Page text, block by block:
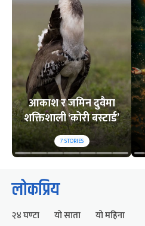
आकाश र जमिन दुवैमा
शक्तिशाली ‘कोरी बस्टार्ड’
7STORIES
लोकप्रिय
२४ घण्टा यो साता यो महिना